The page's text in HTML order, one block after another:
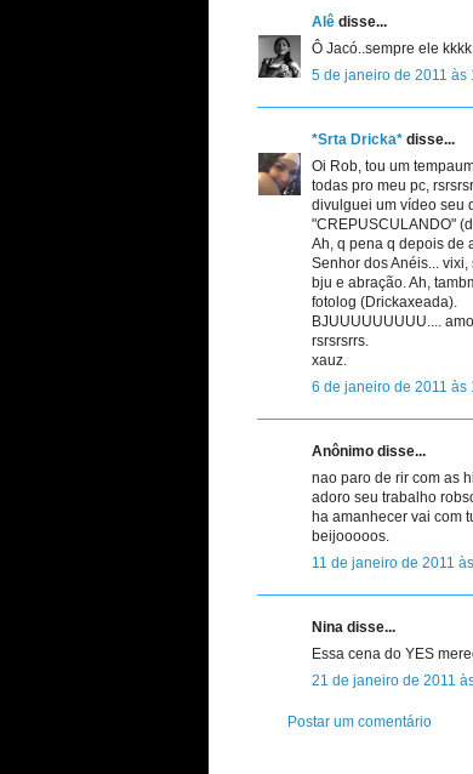
Alê disse...
Ô Jacó..sempre ele kkkk
5 de janeiro de 2011 às
*Srta Dricka* disse...
Oi Rob, tou um
todas pro meu pc,
divulguei um vídeo seu
"CREPUSCULANDO"
Ah, q pena q depois de
Senhor dos Anéis... vixi,
bju e abração. Ah,
fotolog (Drickaxeada).
BJUUUUUUUUU....
rsrsrsrrs.
xauz.
6 de janeiro de 2011 às
Anônimo disse...
nao paro de rir com as
adoro seu trabalho
ha amanhecer vai com
beijooooos.
11 de janeiro de 2011
Nina disse...
Essa cena do YES
21 de janeiro de 2011
Postar um comentário